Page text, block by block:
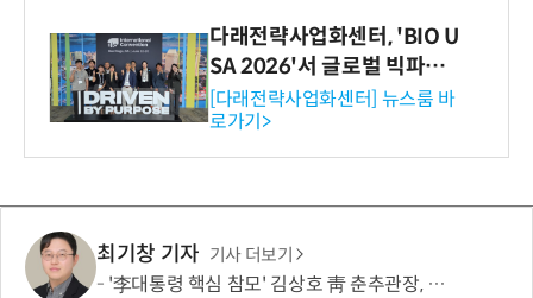
다래전략사업화센터, 'BIO U
SA 2026'서 글로벌 빅파마
와의 비즈니스 미팅 지원…K
-바이오 해외 진출 교두보 확
보
[다래전략사업화센터] 뉴스룸 바
로가기>
최기창 기자 기사 더보기
'李대통령 핵심 참모' 김상호 靑 춘추관장, 사직서 제출…수리 여부 미정